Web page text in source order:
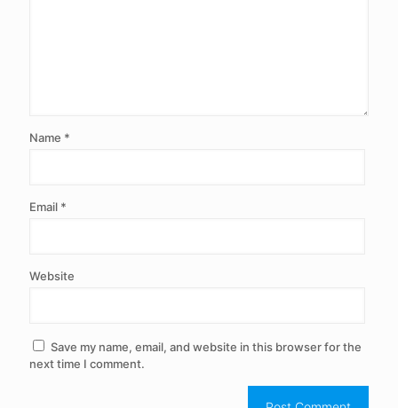
Name *
Email *
Website
Save my name, email, and website in this browser for the
next time I comment.